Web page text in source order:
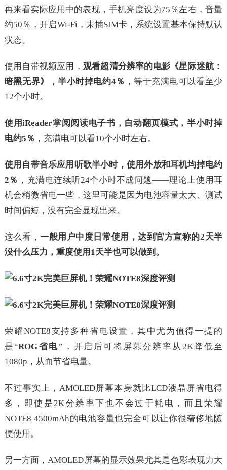
再来看实际应用中的表现，手机亮度设为75％左右，音量
约50％，开启Wi-Fi，未插SIM卡，系统设置基本保持默认
状态。
使用自带视频应用， 观看超清分辨率的电影《星际迷航：
暗黑无界》，半小时掉电约4％ ，等于充满电可以看至少
12个小时。
使用iReader掌阅阅读电子书，自动翻页模式，半小时掉
电约5％ ，充满电可以看10个小时左右。
使用自带音乐应用听歌半小时，使用外放和耳机均掉电约
2％ ，充满电连续听24个小时不成问题——理论上使用耳
机会稍微省电一些，这里可能是因为电池容量太大、测试
时间偏短，没有完全显现出来。
这么看，一般用户中度日常使用，达到官方宣称的2天半
没什么压力，重度使用1天半也可以做到。
荣耀NOTE8支持多种省电设置，其中尤为值得一提的
是“ROG省电”，开启后可将屏幕分辨率从2K降低至
1080p，从而节省电量。
不过事实上，AMOLED屏幕本身就比LCD液晶屏省电得
多，即使是2K分辨率下也不会过于耗电，而且荣耀
NOTE8 4500mAh的电池容量也完全可以让你很奢侈地随
便使用。
另一方面，AMOLED屏幕的显示效果尤其是色彩表现力大